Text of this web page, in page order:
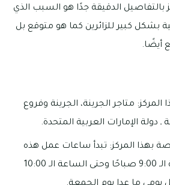
بالتفاصيل الدقيقة جدًا هو السبب الذي
بشكل كبير للزائرين كما هو متوقع بل
أيضًا.
متاجر الجرينة، الجرينة وفروع
ـ دولة الإمارات العربية المتحدة.
بهذا المركز: تبدأ ساعات عمل هذه
العيادة من الساعة الـ 9:00 صباحًا وحتى الساعة الـ 10:00